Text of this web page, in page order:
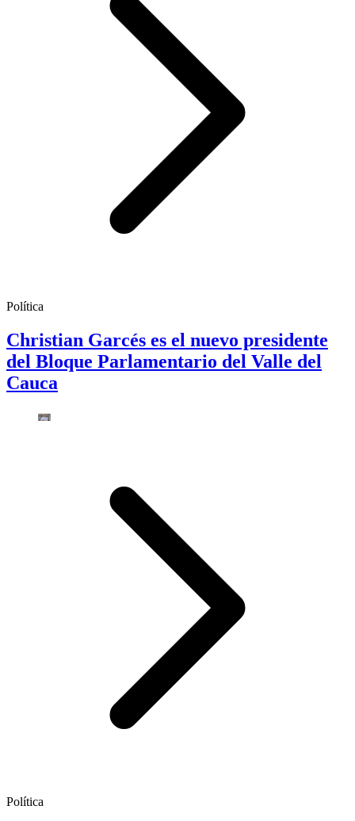
Política
Christian Garcés es el nuevo presidente
del Bloque Parlamentario del Valle del
Cauca
Política